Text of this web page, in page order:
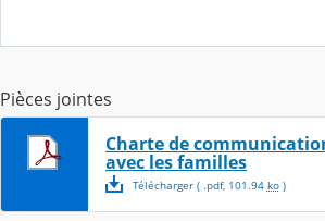
Pièces jointes
Charte de
avec les familles
Télécharger( .pdf, 101.94 ko)